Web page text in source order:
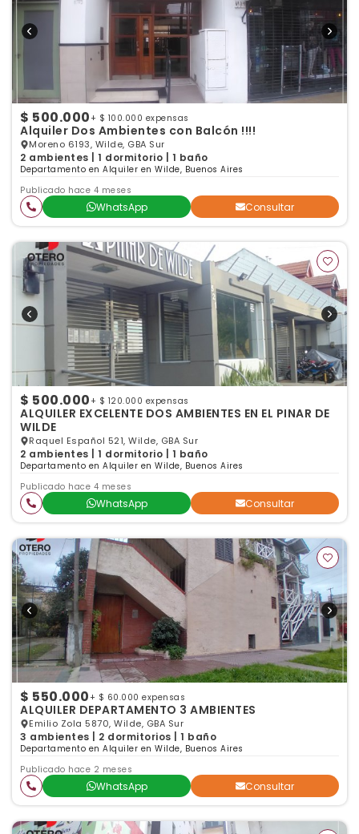
$ 500.000 + $ 100.000 expensas
Alquiler Dos Ambientes con Balcón !!!!
Moreno 6193, Wilde, GBA Sur
2 ambientes | 1 dormitorio | 1 baño
Departamento en Alquiler en Wilde, Buenos Aires
Publicado hace 4 meses
WhatsApp Consultar
$ 500.000 + $ 120.000 expensas
ALQUILER EXCELENTE DOS AMBIENTES EN EL PINAR DE
WILDE
Raquel Español 521, Wilde, GBA Sur
2 ambientes | 1 dormitorio | 1 baño
Departamento en Alquiler en Wilde, Buenos Aires
Publicado hace 4 meses
WhatsApp Consultar
$ 550.000 + $ 60.000 expensas
ALQUILER DEPARTAMENTO 3 AMBIENTES
Emilio Zola 5870, Wilde, GBA Sur
3 ambientes | 2 dormitorios | 1 baño
Departamento en Alquiler en Wilde, Buenos Aires
Publicado hace 2 meses
WhatsApp Consultar